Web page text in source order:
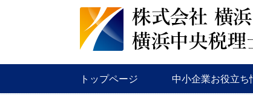
トップページ 中小企業お役立ち
税務
金融
補助金・助成金